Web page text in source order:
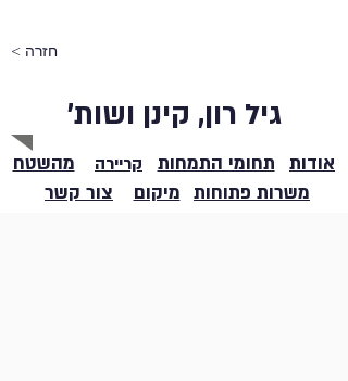
< חזרה
גיל רון, קינן ושות'
מהשטח קריירה תחומי התמחות
אודות
צור קשר
מיקום משרות פתוחות